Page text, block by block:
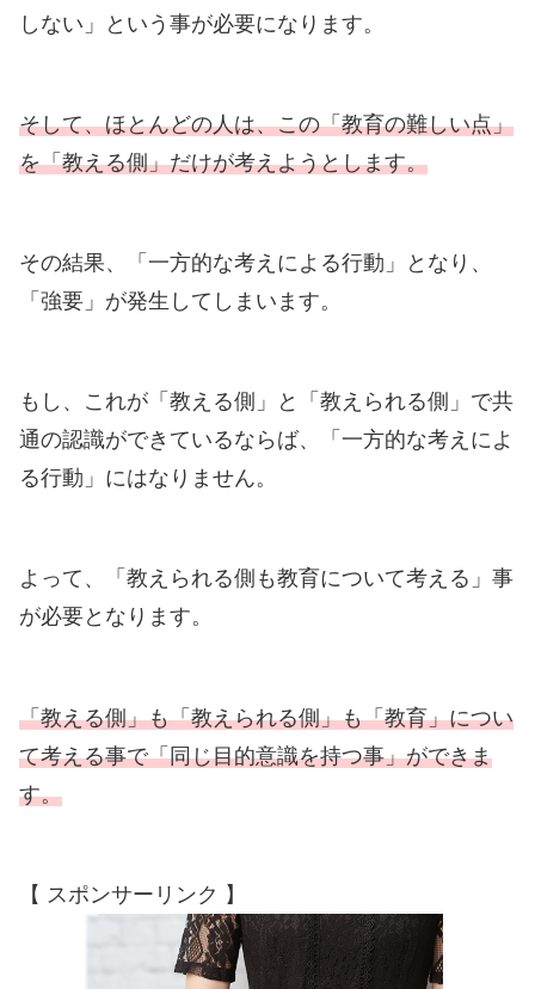
しない」という事が必要になります。
そして、ほとんどの人は、この「教育の難しい点」
を「教える側」だけが考えようとします。
その結果、「一方的な考えによる行動」となり、
「強要」が発生してしまいます。
もし、これが「教える側」と「教えられる側」で共
通の認識ができているならば、「一方的な考えによ
る行動」にはなりません。
よって、「教えられる側も教育について考える」事
が必要となります。
「教える側」も「教えられる側」も「教育」につい
て考える事で「同じ目的意識を持つ事」ができま
す。
【 スポンサーリンク 】